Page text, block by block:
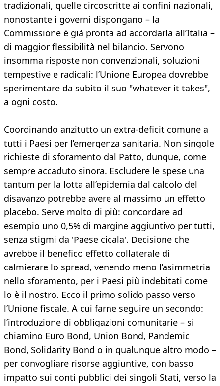
tradizionali, quelle circoscritte ai confini nazionali,
nonostante i governi dispongano – la
Commissione è già pronta ad accordarla all’Italia –
di maggior flessibilità nel bilancio. Servono
insomma risposte non convenzionali, soluzioni
tempestive e radicali: l’Unione Europea dovrebbe
sperimentare da subito il suo "whatever it takes",
a ogni costo.
Coordinando anzitutto un extra-deficit comune a
tutti i Paesi per l’emergenza sanitaria. Non singole
richieste di sforamento dal Patto, dunque, come
sempre accaduto sinora. Escludere le spese una
tantum per la lotta all’epidemia dal calcolo del
disavanzo potrebbe avere al massimo un effetto
placebo. Serve molto di più: concordare ad
esempio uno 0,5% di margine aggiuntivo per tutti,
senza stigmi da 'Paese cicala'. Decisione che
avrebbe il benefico effetto collaterale di
calmierare lo spread, venendo meno l’asimmetria
nello sforamento, per i Paesi più indebitati come
lo è il nostro. Ecco il primo solido passo verso
l’Unione fiscale. A cui farne seguire un secondo:
l’introduzione di obbligazioni comunitarie – si
chiamino Euro Bond, Union Bond, Pandemic
Bond, Solidarity Bond o in qualunque altro modo –
per convogliare risorse aggiuntive, con basso
impatto sui conti pubblici dei singoli Stati, verso la